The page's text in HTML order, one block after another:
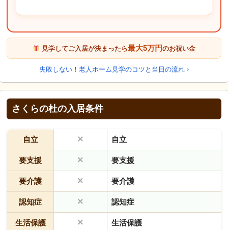
見学してご入居が決まったら最大5万円のお祝い金
失敗しない！老人ホーム見学のコツと当日の流れ ›
さくらの杜の入居条件
自立 × 自立
要支援 × 要支援
要介護 × 要介護
認知症 × 認知症
生活保護 × 生活保護